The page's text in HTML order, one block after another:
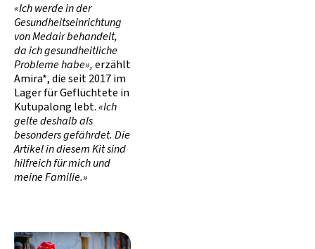
«Ich werde in der
Gesundheitseinrichtung
von Medair behandelt,
da ich gesundheitliche
Probleme habe»,erzählt
Amira*, die seit 2017 im
Lager für Geflüchtete in
Kutupalong lebt.«Ich
gelte deshalb als
besonders gefährdet. Die
Artikel in diesem Kit sind
hilfreich für mich und
meine Familie.»